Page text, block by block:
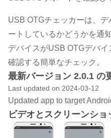
USB OTGチェッカーは、
ートしているかどうかを通
デバイスがUSB OTGデバ
確認する簡単なチェック。
最新バージョン 2.0.1 の
Last updated on 2024-03-12
Updated app to target
ビデオとスクリーンショ